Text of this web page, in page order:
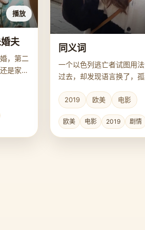
播放
夫
，第二
是家里
同义词
一个以色列逃亡者试图用
过去，却发现语言换了，孤
2019 欧美 电影
欧美 电影 2019 剧情